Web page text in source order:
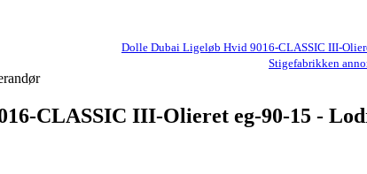
Dolle Dubai Ligeløb Hvid 9016-CLASSIC III-
Stigefabrikken
CLASSIC III-Olieret eg-90-15 -